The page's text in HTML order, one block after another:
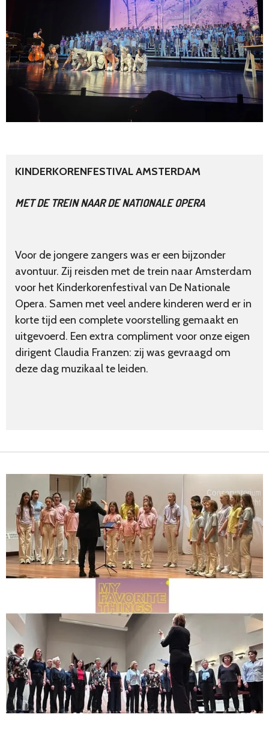
KINDERKORENFESTIVAL AMSTERDAM
MET DE TREIN NAAR DE NATIONALE OPERA
Voor de jongere zangers was er een bijzonder
avontuur. Zij reisden met de trein naar Amsterdam
voor het Kinderkorenfestival van De Nationale
Opera. Samen met veel andere kinderen werd er in
korte tijd een complete voorstelling gemaakt en
uitgevoerd. Een extra compliment voor onze eigen
dirigent Claudia Franzen: zij was gevraagd om
deze dag muzikaal te leiden.